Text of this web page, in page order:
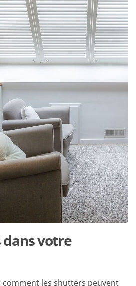
votre
comment les shutters peuvent